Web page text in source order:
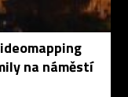
na náměstí